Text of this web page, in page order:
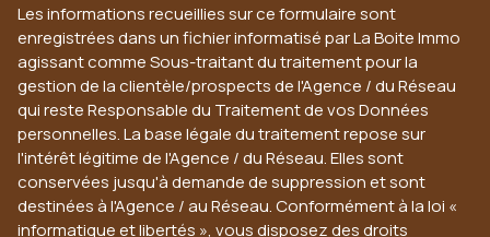
Les informations recueillies sur ce formulaire sont
enregistrées dans un fichier informatisé par La Boite Immo
agissant comme Sous-traitant du traitement pour la
gestion de la clientèle/prospects de l'Agence / du Réseau
qui reste Responsable du Traitement de vos Données
personnelles. La base légale du traitement repose sur
l'intérêt légitime de l'Agence / du Réseau. Elles sont
conservées jusqu'à demande de suppression et sont
destinées à l'Agence / au Réseau. Conformément à la loi «
informatique et libertés », vous disposez des droits